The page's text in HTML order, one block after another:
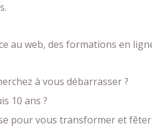
au web, des formations en
à vous débarrasser ?
10 ans ?
pour vous transformer et